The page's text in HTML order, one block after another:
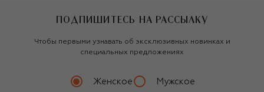
ПОДПИШИТЕСЬ НА РАССЫЛКУ
Чтобы первыми узнавать об эксклюзивных новинках и
специальных предложениях
Женское Мужское